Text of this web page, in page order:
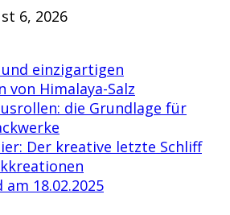
6, 2026
einzigartigen
von Himalaya-Salz
die Grundlage für
Der kreative letzte Schliff
am 18.02.2025